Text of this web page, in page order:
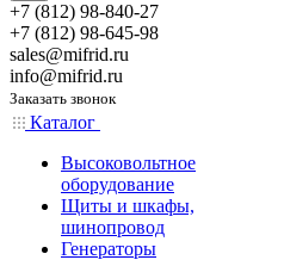
+7 (812) 98-840-27
+7 (812) 98-645-98
sales@mifrid.ru
info@mifrid.ru
Заказать звонок
Каталог
Высоковольтное
оборудование
Щиты и шкафы,
шинопровод
Генераторы